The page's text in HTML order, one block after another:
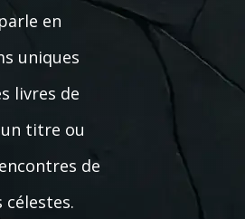
en
uniques
livres de
titre ou
de